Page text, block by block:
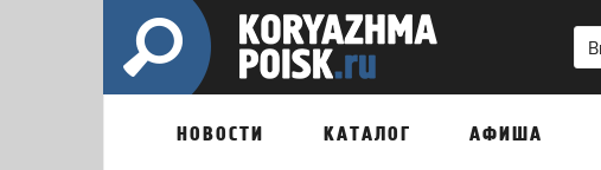
НОВОСТИ КАТАЛОГ АФИША